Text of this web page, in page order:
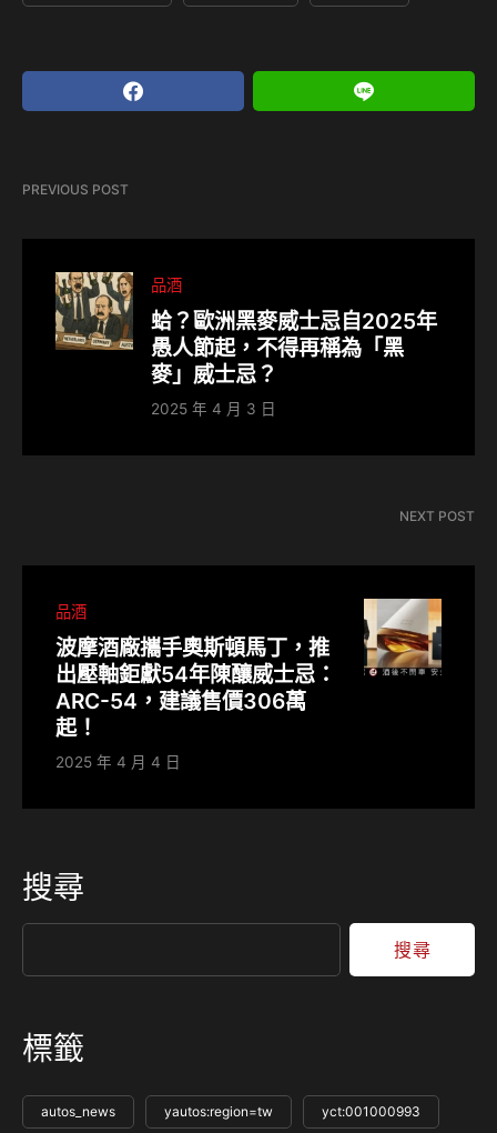
PREVIOUS POST
品酒
蛤？歐洲黑麥威士忌自2025年
愚人節起，不得再稱為「黑
麥」威士忌？
2025 年 4 月 3 日
NEXT POST
品酒
波摩酒廠攜手奧斯頓馬丁，推
出壓軸鉅獻54年陳釀威士忌：
ARC-54，建議售價306萬
起！
2025 年 4 月 4 日
搜尋
搜尋
標籤
autos_news yautos:region=tw yct:001000993